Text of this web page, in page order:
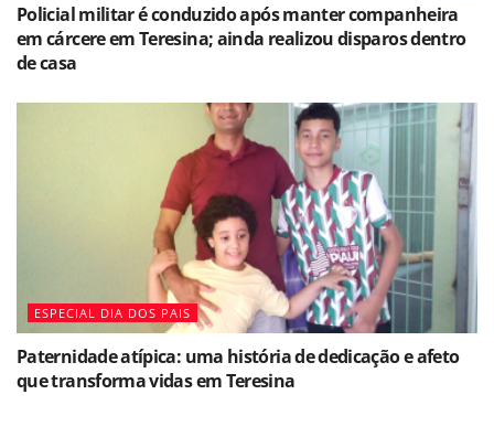
Policial militar é conduzido após manter companheira
em cárcere em Teresina; ainda realizou disparos dentro
de casa
ESPECIAL DIA DOS PAIS
Paternidade atípica: uma história de dedicação e afeto
que transforma vidas em Teresina